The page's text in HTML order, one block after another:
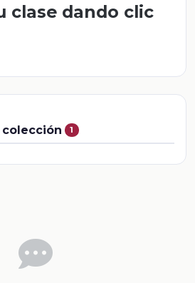
clase dando clic
colección 1